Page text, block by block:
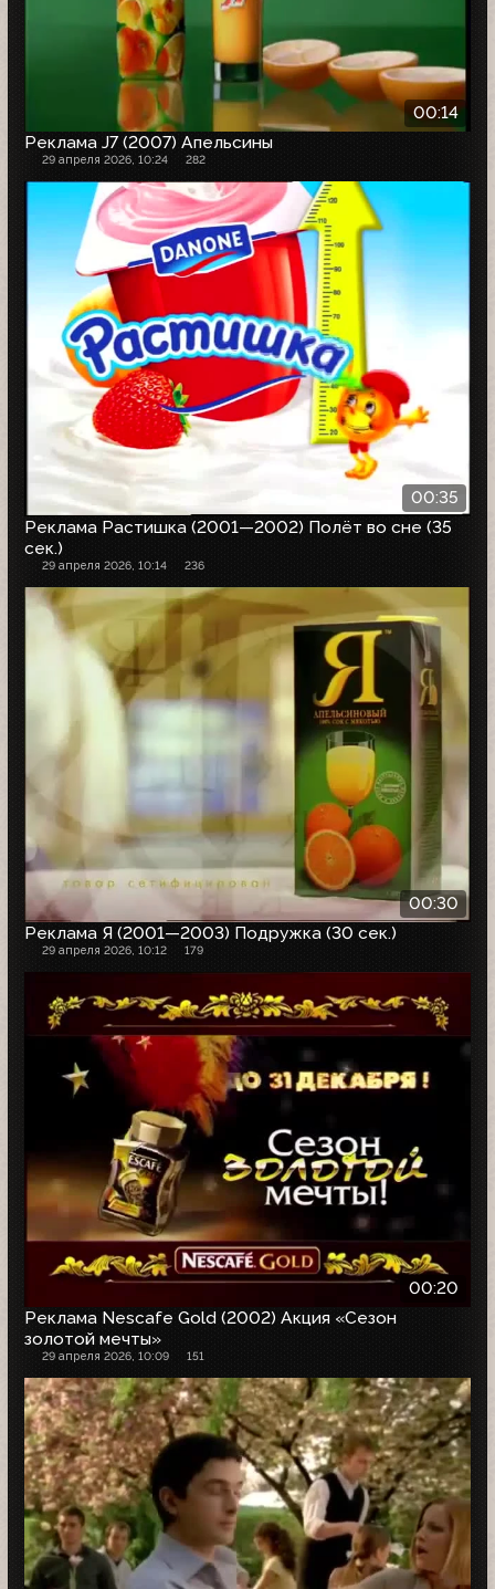
00:14
Реклама J7 (2007) Апельсины
29 апреля 2026, 10:24 282
00:35
Реклама Растишка (2001—2002) Полёт во сне (35
сек.)
29 апреля 2026, 10:14 236
00:30
Реклама Я (2001—2003) Подружка (30 сек.)
29 апреля 2026, 10:12 179
00:20
Реклама Nescafe Gold (2002) Акция «Сезон
золотой мечты»
29 апреля 2026, 10:09 151